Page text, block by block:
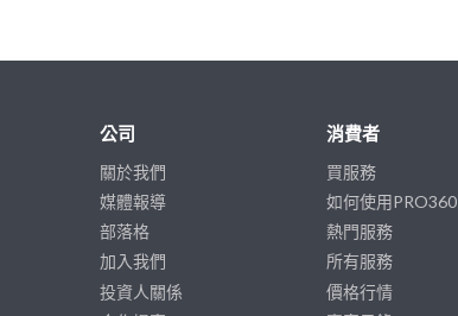
公司
關於我們
媒體報導
部落格
加入我們
投資人關係
消費者
買服務
如何使用PRO360
熱門服務
所有服務
價格行情